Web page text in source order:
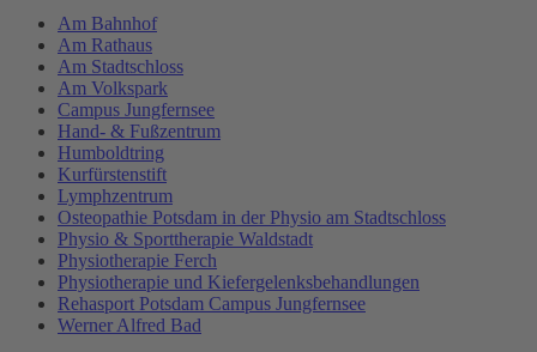
Am Bahnhof
Am Rathaus
Am Stadtschloss
Am Volkspark
Campus Jungfernsee
Hand- & Fußzentrum
Humboldtring
Kurfürstenstift
Lymphzentrum
Osteopathie Potsdam in der Physio am Stadtschloss
Physio & Sporttherapie Waldstadt
Physiotherapie Ferch
Physiotherapie und Kiefergelenksbehandlungen
Rehasport Potsdam Campus Jungfernsee
Werner Alfred Bad